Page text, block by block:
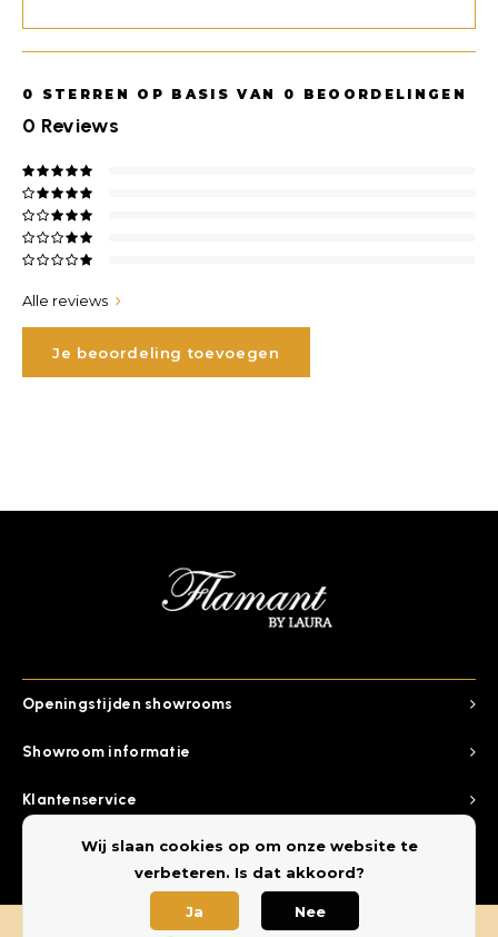
0 STERREN OP BASIS VAN 0 BEOORDELINGEN
0 Reviews
Alle reviews
Je beoordeling toevoegen
Showroom informatie
Openingstijden showrooms
Klantenservice
CategorieenWij slaan cookies op om onze website te
verbeteren. Is dat akkoord?
Ja Nee